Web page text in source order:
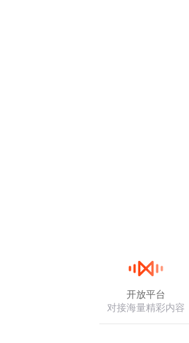
开放平台
对接海量精彩内容